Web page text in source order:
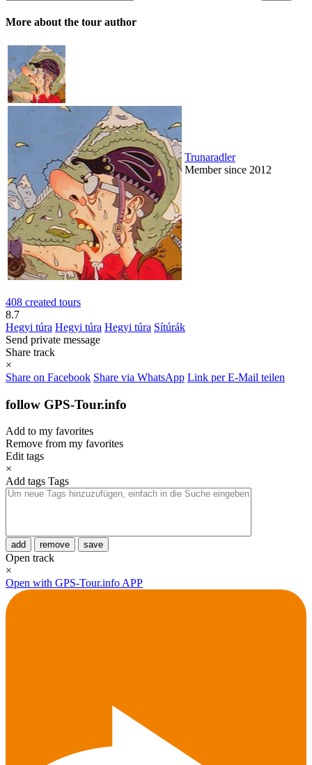
More about the tour author
Trunaradler
Member since 2012
408 created tours
8.7
Hegyi túra Hegyi túra Hegyi túra Sítúrák
Send private message
Share track
×
Share on Facebook Share via WhatsApp Link per E-Mail teilen
follow GPS-Tour.info
Add to my favorites
Remove from my favorites
Edit tags
×
Add tags Tags
add remove save
Open track
×
Open with GPS-Tour.info APP